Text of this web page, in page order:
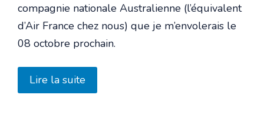
compagnie nationale Australienne (l’équivalent
d’Air France chez nous) que je m’envolerais le
08 octobre prochain.
Lire la suite